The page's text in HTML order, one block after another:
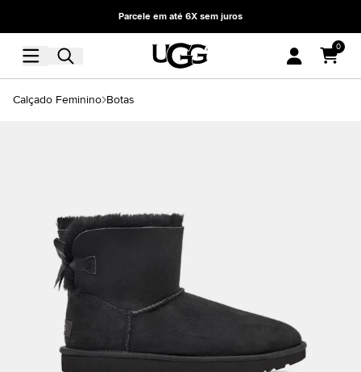
Parcele em até 6X sem juros
0
Calçado Feminino Botas